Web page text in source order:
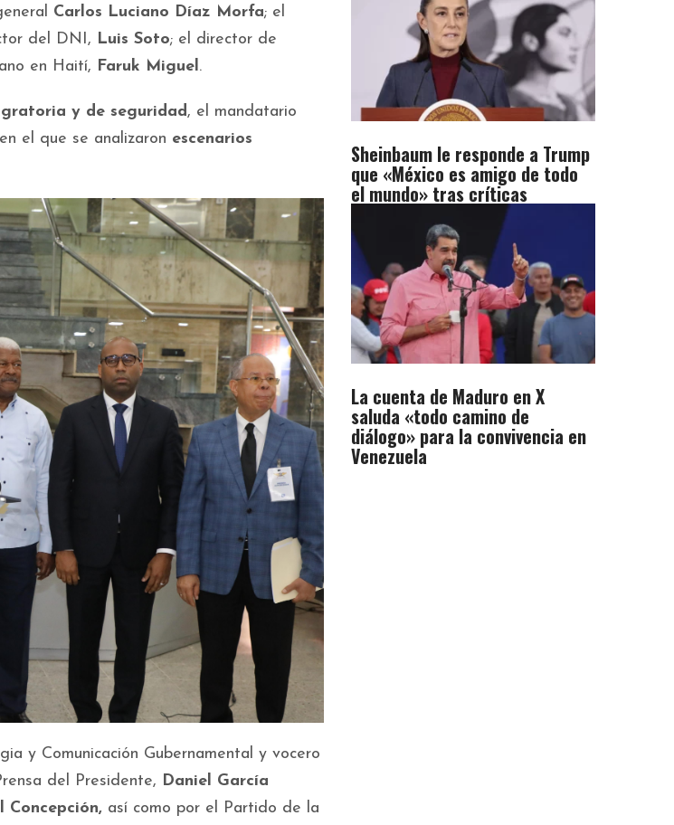
Carlos Luciano Díaz Morfa; el
del DNI, Luis Soto; el director de
en Haití, Faruk Miguel .
y de seguridad , el mandatario
el que se analizaron escenarios
y Comunicación Gubernamental y vocero
del Presidente, Daniel García
así como por el Partido de la
Sheinbaum le responde a Trump
que «México es amigo de todo
el mundo» tras críticas
La cuenta de Maduro en X
saluda «todo camino de
diálogo» para la convivencia en
Venezuela